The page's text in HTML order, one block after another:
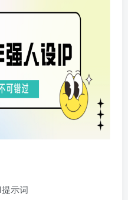
示词